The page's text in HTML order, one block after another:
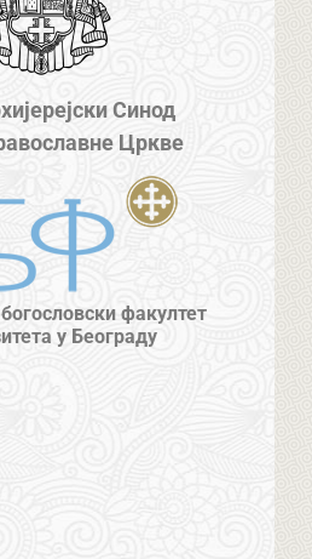
Синод
Цркве
факултет
у Београду